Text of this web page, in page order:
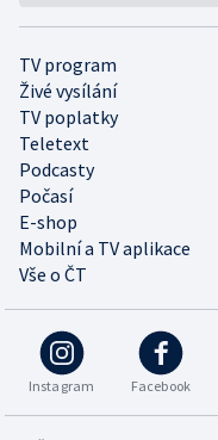
TV program
Živé vysílání
TV poplatky
Teletext
Podcasty
Počasí
E-shop
Mobilní a TV aplikace
Vše o ČT
Instagram Facebook